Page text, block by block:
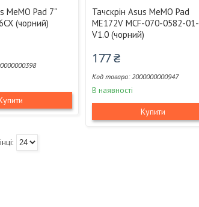
MeMO Pad 7"
(чорний)
Тачскрін Asus MeMO Pad
ME172V MCF-070-0582-01-
V1.0 (чорний)
177 ₴
2000000000947
В наявності
Купити